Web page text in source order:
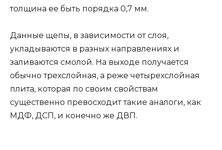
толщина ее быть порядка 0,7 мм.
Данные щепы, в зависимости от слоя,
укладываются в разных направлениях и
заливаются смолой. На выходе получается
обычно трехслойная, а реже четырехслойная
плита, которая по своим свойствам
существенно превосходит такие аналоги, как
МДФ, ДСП, и конечно же ДВП.